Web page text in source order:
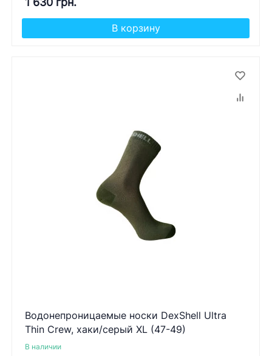
В корзину
Водонепроницаемые носки DexShell Ultra
Thin Crew, хаки/серый XL (47-49)
В наличии